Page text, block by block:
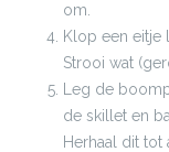
om.
Klop een eitje
Strooi wat
Leg de
de skillet en
Herhaal dit tot